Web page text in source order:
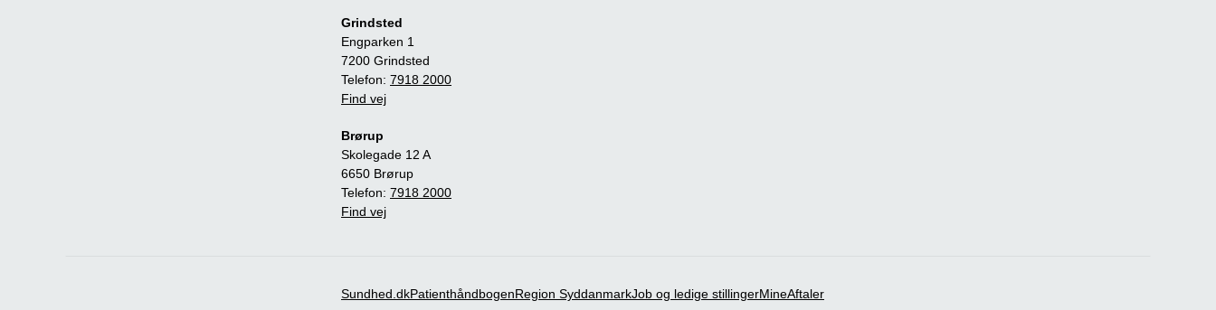
Grindsted
Engparken 1
7200 Grindsted
Telefon: 7918 2000
Find vej
Brørup
Skolegade 12 A
6650 Brørup
Telefon: 7918 2000
Find vej
Sundhed.dkPatienthåndbogenRegion SyddanmarkJob og ledige stillingerMineAftaler